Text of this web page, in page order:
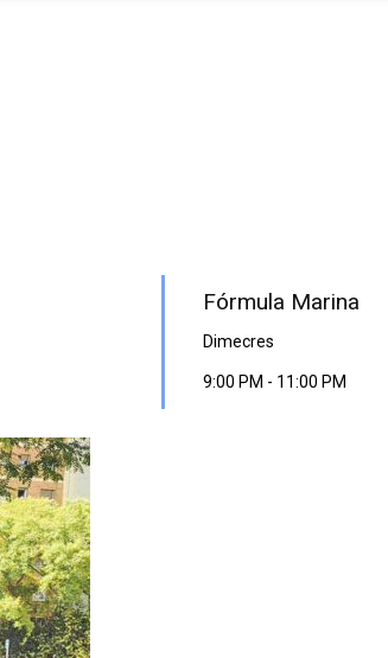
Fórmula Marina
Dimecres
9:00 PM - 11:00 PM